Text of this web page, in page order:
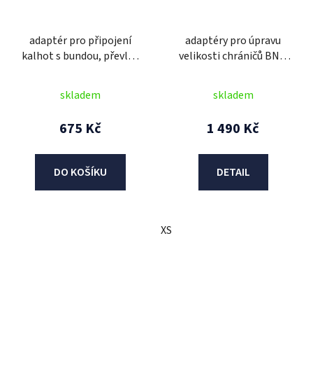
adaptér pro připojení
kalhot s bundou, převlek
skladem
675 Kč
DO KOŠÍKU
adaptéry pro úpravu
velikosti chráničů BNS,
skladem
1 490 Kč
DETAIL
XS